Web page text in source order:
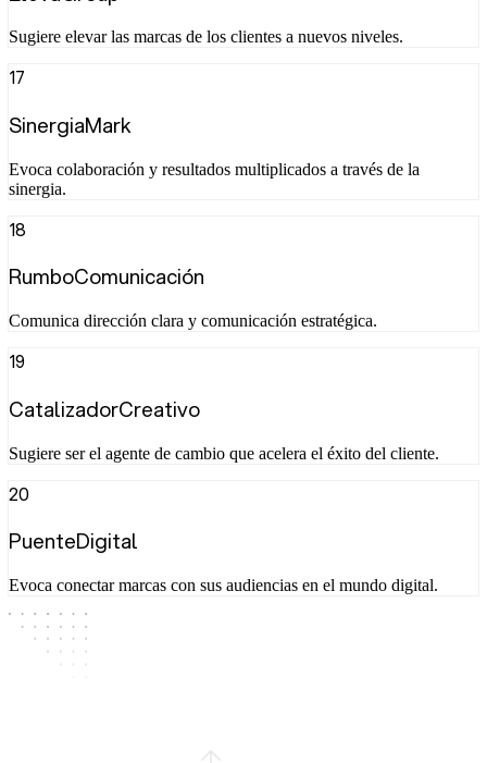
Sugiere elevar las marcas de los clientes a nuevos niveles.
17
SinergiaMark
Evoca colaboración y resultados multiplicados a través de la
sinergia.
18
RumboComunicación
Comunica dirección clara y comunicación estratégica.
19
CatalizadorCreativo
Sugiere ser el agente de cambio que acelera el éxito del cliente.
20
PuenteDigital
Evoca conectar marcas con sus audiencias en el mundo digital.